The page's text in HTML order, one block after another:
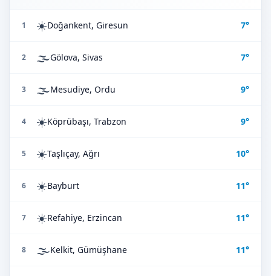
1 ☀️Doğankent, Giresun 7°
2 🌫️Gölova, Sivas 7°
3 🌫️Mesudiye, Ordu 9°
4 ☀️Köprübaşı, Trabzon 9°
5 ☀️Taşlıçay, Ağrı 10°
6 ☀️Bayburt 11°
7 ☀️Refahiye, Erzincan 11°
8 🌫️Kelkit, Gümüşhane 11°